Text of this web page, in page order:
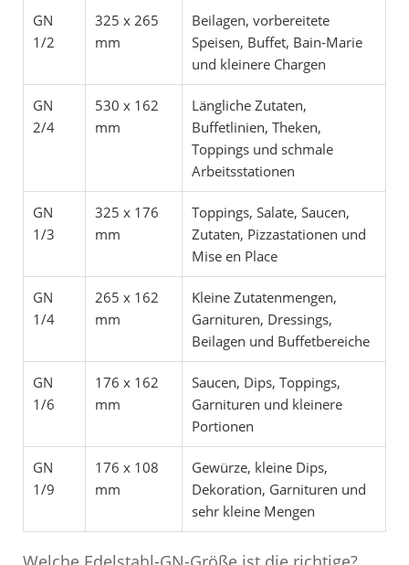
GN
1/2
325 x 265
mm
Beilagen, vorbereitete
Speisen, Buffet, Bain-Marie
und kleinere Chargen
GN
2/4
530 x 162
mm
Längliche Zutaten,
Buffetlinien, Theken,
Toppings und schmale
Arbeitsstationen
GN
1/3
325 x 176
mm
Toppings, Salate, Saucen,
Zutaten, Pizzastationen und
Mise en Place
GN
1/4
265 x 162
mm
Kleine Zutatenmengen,
Garnituren, Dressings,
Beilagen und Buffetbereiche
GN
1/6
176 x 162
mm
Saucen, Dips, Toppings,
Garnituren und kleinere
Portionen
GN
1/9
176 x 108
mm
Gewürze, kleine Dips,
Dekoration, Garnituren und
sehr kleine Mengen